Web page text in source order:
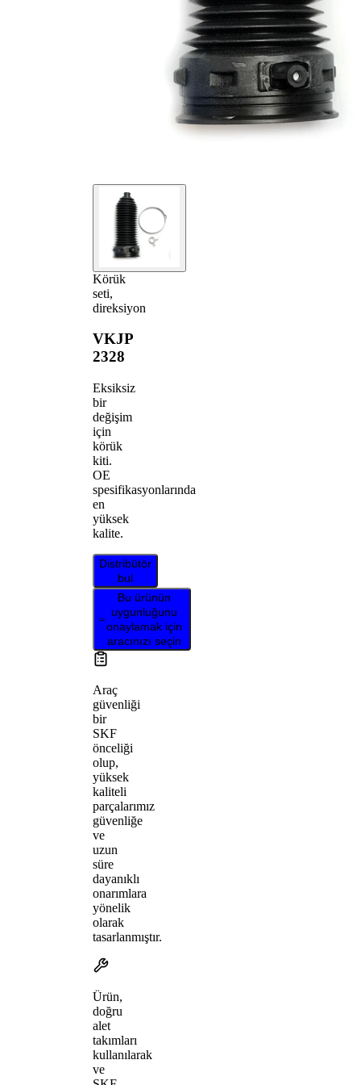
Körük
seti,
direksiyon
VKJP
2328
Eksiksiz
bir
değişim
için
körük
kiti.
OE
spesifikasyonlarında
en
yüksek
kalite.
Distribütör
bul
Bu ürünün
uygunluğunu
onaylamak için
aracınızı seçin
Araç
güvenliği
bir
SKF
önceliği
olup,
yüksek
kaliteli
parçalarımız
güvenliğe
ve
uzun
süre
dayanıklı
onarımlara
yönelik
olarak
tasarlanmıştır.
Ürün,
doğru
alet
takımları
kullanılarak
ve